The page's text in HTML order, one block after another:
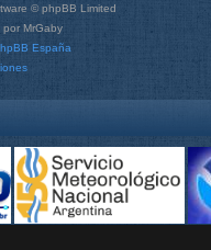
© phpBB Limited
MrGaby
España